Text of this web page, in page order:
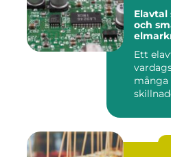
Elavtal så väljer du tryggt
och
Ett
många